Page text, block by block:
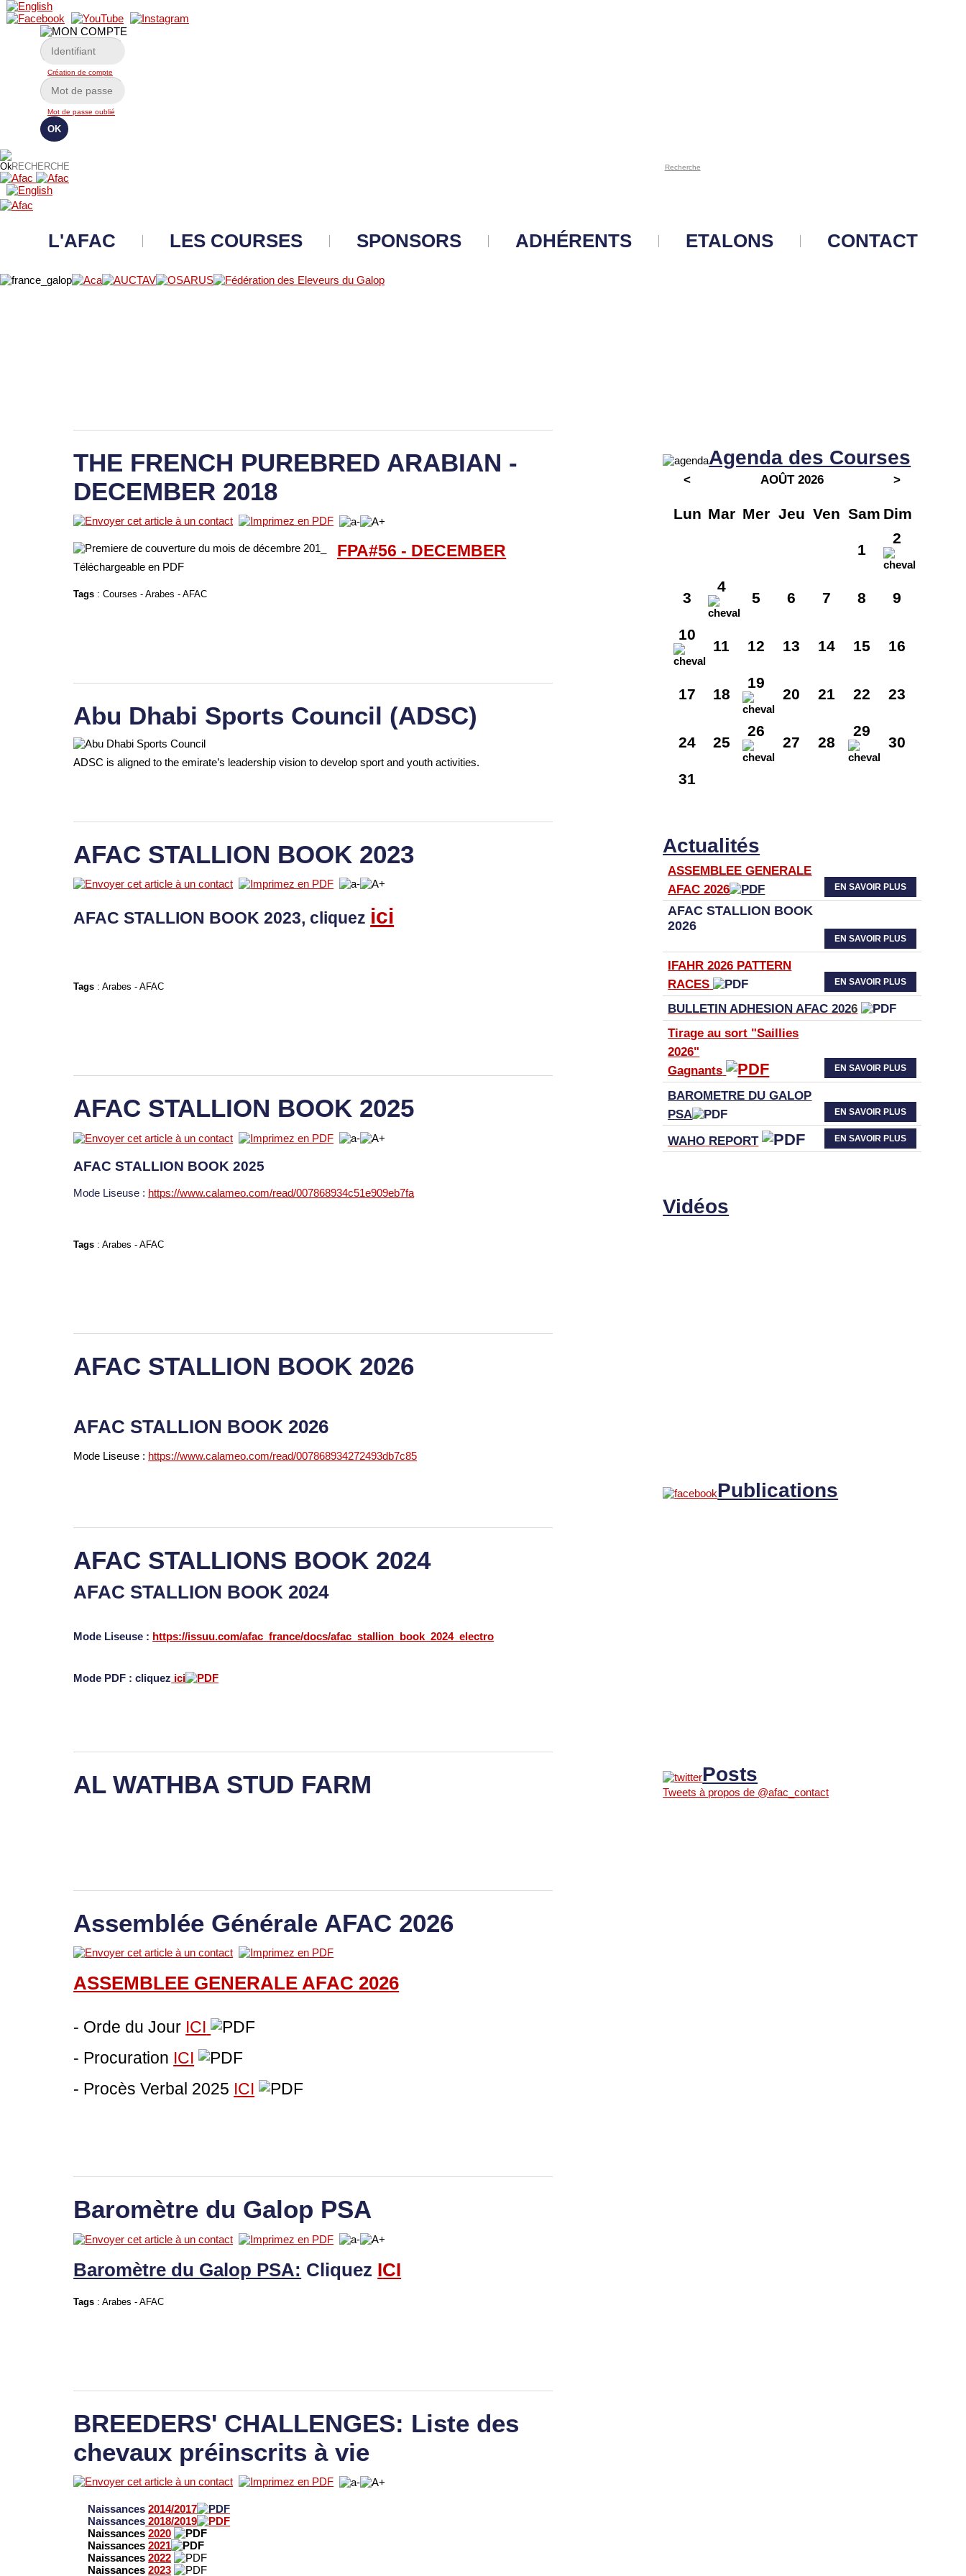
Création de compte
Mot de passe oublié
Recherche
L'AFAC LES COURSES SPONSORS ADHÉRENTS ETALONS CONTACT
THE FRENCH PUREBRED ARABIAN -
DECEMBER 2018
FPA#56 - DECEMBER
Téléchargeable en PDF
Tags :Courses -Arabes -AFAC
Abu Dhabi Sports Council (ADSC)
ADSC is aligned to the emirate’s leadership vision to develop sport and youth activities.
AFAC STALLION BOOK 2023
AFAC STALLION BOOK 2023, cliquez ici
Tags :Arabes -AFAC
AFAC STALLION BOOK 2025
AFAC STALLION BOOK 2025
Mode Liseuse : https://www.calameo.com/read/007868934c51e909eb7fa
Tags :Arabes -AFAC
AFAC STALLION BOOK 2026
AFAC STALLION BOOK 2026
Mode Liseuse : https://www.calameo.com/read/007868934272493db7c85
AFAC STALLIONS BOOK 2024
AFAC STALLION BOOK 2024
Mode Liseuse : https://issuu.com/afac_france/docs/afac_stallion_book_2024_electro
Mode PDF : cliquez ici
AL WATHBA STUD FARM
Assemblée Générale AFAC 2026
ASSEMBLEE GENERALE AFAC2026
- Orde du Jour ICI
- Procuration ICI
- Procès Verbal 2025 ICI
Baromètre du Galop PSA
Baromètre du Galop PSA: Cliquez ICI
Tags :Arabes -AFAC
BREEDERS' CHALLENGES: Liste des
chevaux préinscrits à vie
Naissances2014/2017
Naissances 2018/2019
Naissances2020
Naissances2021
Naissances 2022
Naissances 2023
Agenda des Courses
< AOÛT 2026 >
Lun Mar Mer Jeu Ven Sam Dim
1
2
3
4
5 6 7 8 9
10
11 12 13 14 15 16
17 18
19
20 21 22 23
24 25
26
27 28
29
30
31
Actualités
ASSEMBLEE GENERALE
AFAC 2026
EN SAVOIR PLUS
AFAC STALLION BOOK
2026
EN SAVOIR PLUS
IFAHR 2026 PATTERN
RACES
EN SAVOIR PLUS
BULLETIN ADHESION AFAC 2026
Tirage au sort "Saillies
2026"
Gagnants
EN SAVOIR PLUS
BAROMETRE DU GALOP
PSA
EN SAVOIR PLUS
WAHO REPORT EN SAVOIR PLUS
Vidéos
Publications
Posts
Tweets à propos de @afac_contact